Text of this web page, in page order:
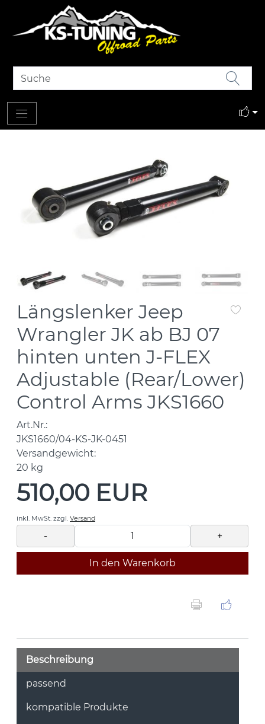
Längslenker Jeep
Wrangler JK ab BJ 07
hinten unten J-FLEX
Adjustable (Rear/Lower)
Control Arms JKS1660
Art.Nr.:
JKS1660/04-KS-JK-0451
Versandgewicht:
20 kg
510,00 EUR
inkl. MwSt. zzgl. Versand
- +
In den Warenkorb
Beschreibung
passend
kompatible Produkte